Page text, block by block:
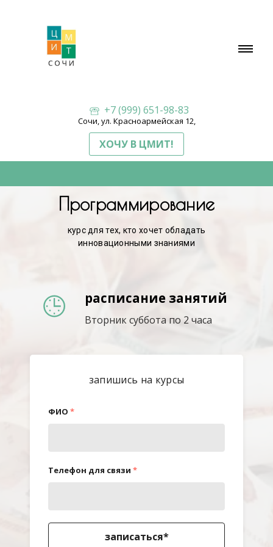
+7 (999) 651-98-83
Сочи, ул. Красноармейская 12,
ХОЧУ В ЦМИТ!
Программирование
курс для тех, кто хочет обладать
инновационными знаниями
расписание занятий
Вторник суббота по 2 часа
запишись на курсы
ФИО *
Телефон для связи *
записаться*